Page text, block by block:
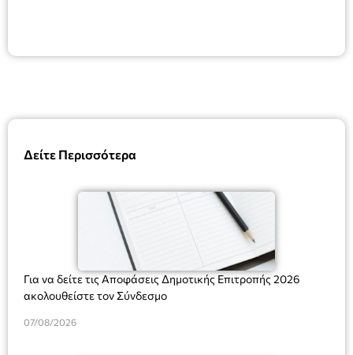
Δείτε Περισσότερα
Για να δείτε τις Αποφάσεις Δημοτικής Επιτροπής 2026
ακολουθείστε τον Σύνδεσμο
07/08/2026